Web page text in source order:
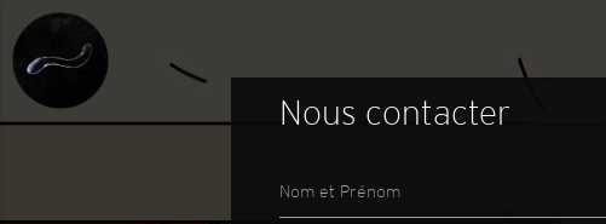
Nous contacter
Nom et Prénom